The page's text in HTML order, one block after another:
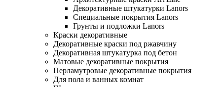
Декоративные штукатурки Lanors
Специальные покрытия Lanors
Грунты и подложки Lanors
Краски декоративные
Декоративные краски под ржавчину
Декоративная штукатурка под бетон
Матовые декоративные покрытия
Перламутровые декоративные покрытия
Для пола и ванных комнат